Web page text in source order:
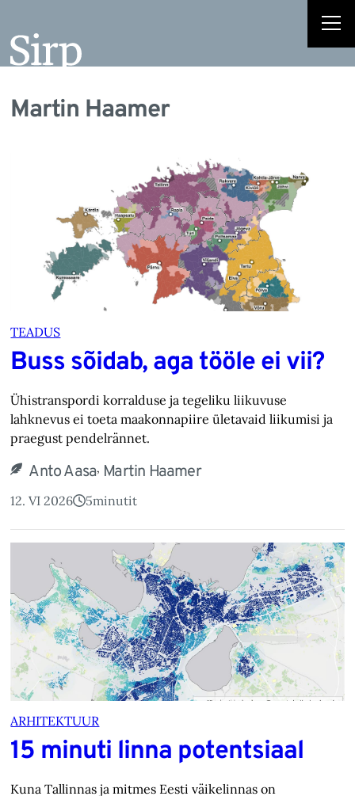
Martin Haamer
TEADUS
Buss sõidab, aga tööle ei vii?
Ühistranspordi korralduse ja tegeliku liikuvuse
lahknevus ei toeta maakonnapiire ületavaid liikumisi ja
praegust pendelrännet.
Anto Aasa, Martin Haamer
12. VI 2026 5minutit
ARHITEKTUUR
15 minuti linna potentsiaal
Kuna Tallinnas ja mitmes Eesti väikelinnas on